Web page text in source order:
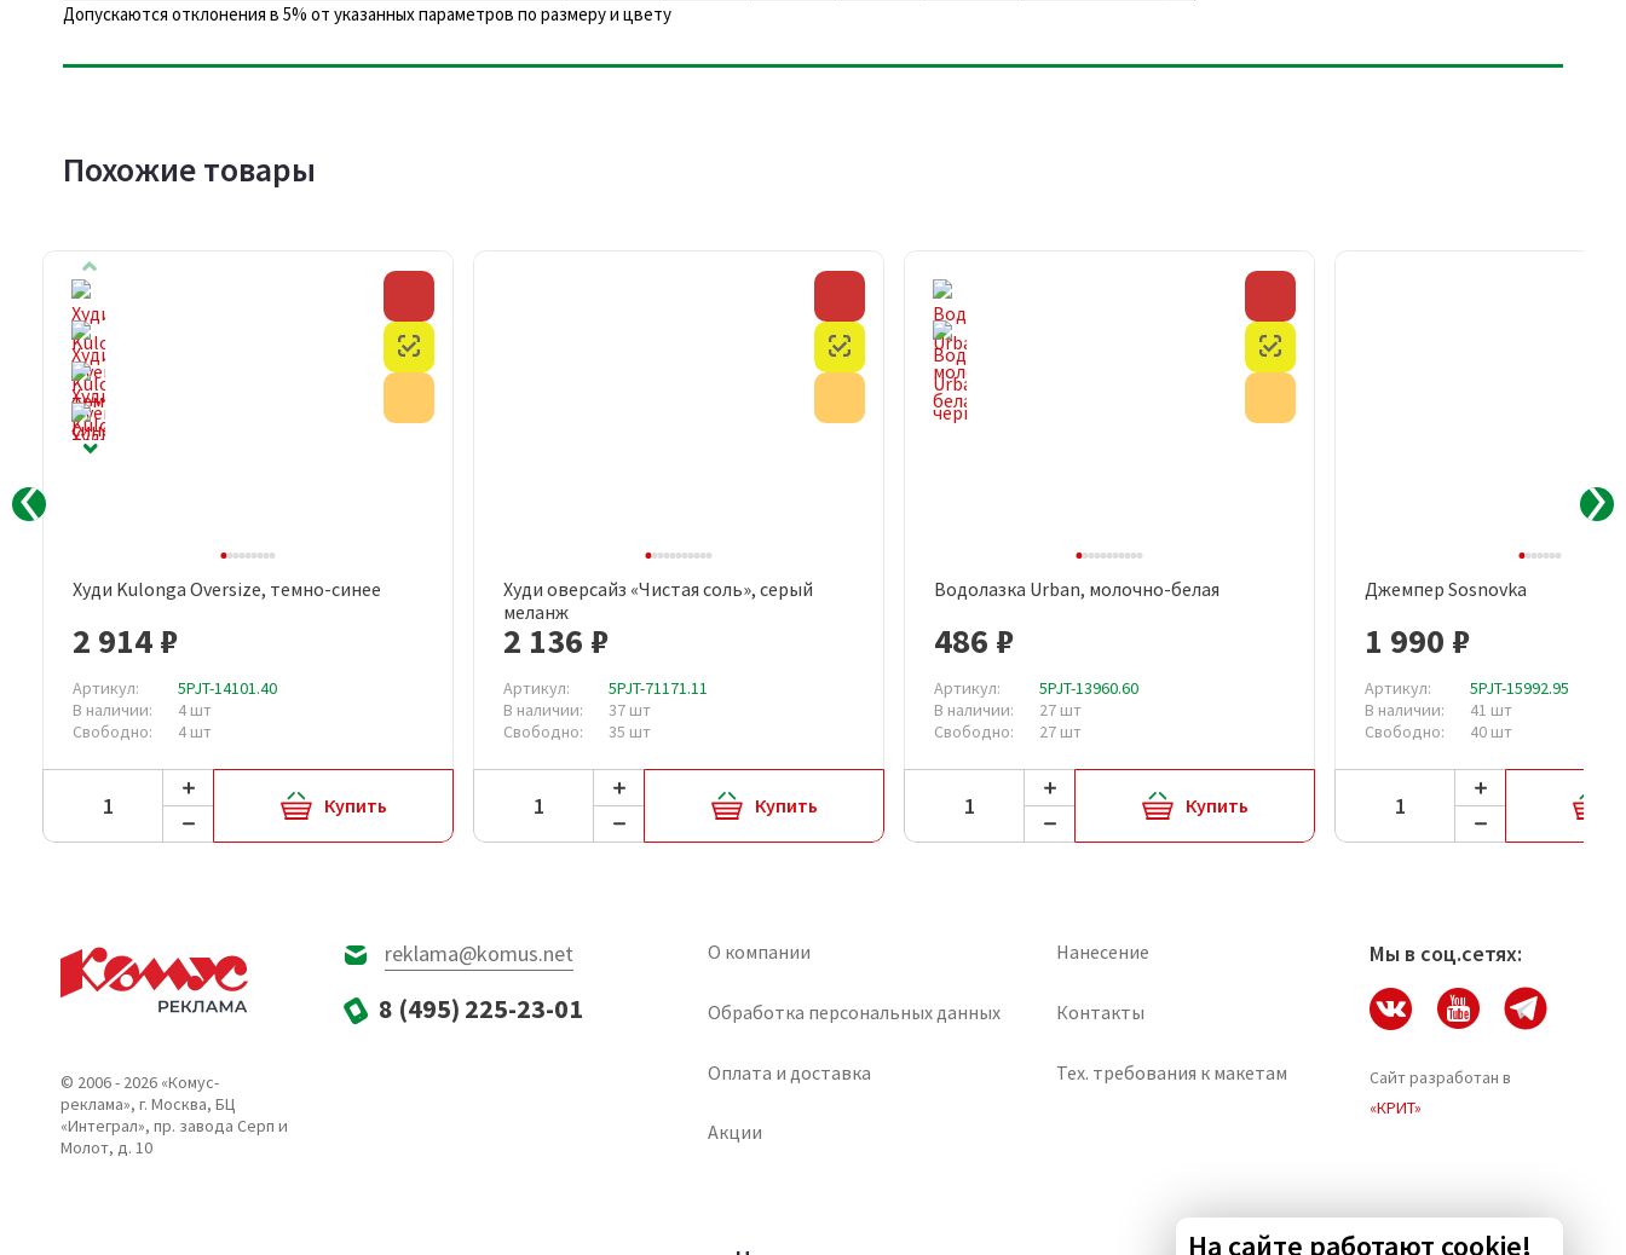
Допускаются отклонения в 5% от указанных параметров по размеру и цвету
Похожие товары
Честный знак
Быстрый просмотр
Худи Kulonga Oversize, темно-синее
2 914 ₽
Артикул:
5PJT-14101.40
В наличии:
4 шт
Свободно:
4 шт
Купить
Честный знак
Быстрый просмотр
Худи оверсайз «Чистая соль», серый
меланж
2 136 ₽
Артикул:
5PJT-71171.11
В наличии:
37 шт
Свободно:
35 шт
Купить
Быстрый просмотр
Водолазка Urban, молочно-белая
486 ₽
Артикул:
5PJT-13960.60
В наличии:
27 шт
Свободно:
27 шт
Купить
Быстрый просмотр
Джемпер Sosnovka
1 990 ₽
Артикул:
5PJT-15992.95
В наличии:
41 шт
Свободно:
40 шт
© 2006 - 2026 «Комус-
реклама», г. Москва, БЦ
«Интеграл», пр. завода Серп и
Молот, д. 10
reklama@komus.net
8 (495) 225-23-01
О компании Нанесение
Обработка персональных данных Контакты
Оплата и доставка Тех. требования к макетам
Акции
Мы в соц.сетях:
Сайт разработан в
«КРИТ»
На сайте работают cookie!